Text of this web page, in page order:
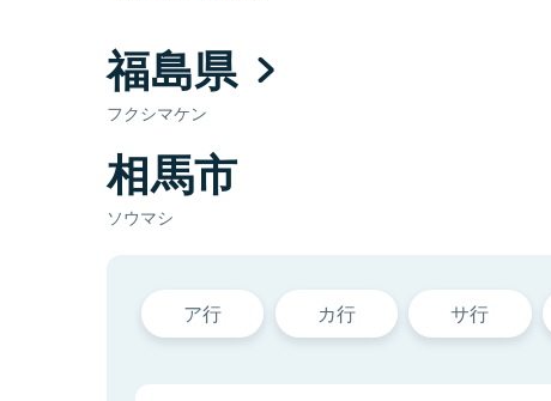
福島県
フクシマケン
相馬市
ソウマシ
ア行 カ行 サ行